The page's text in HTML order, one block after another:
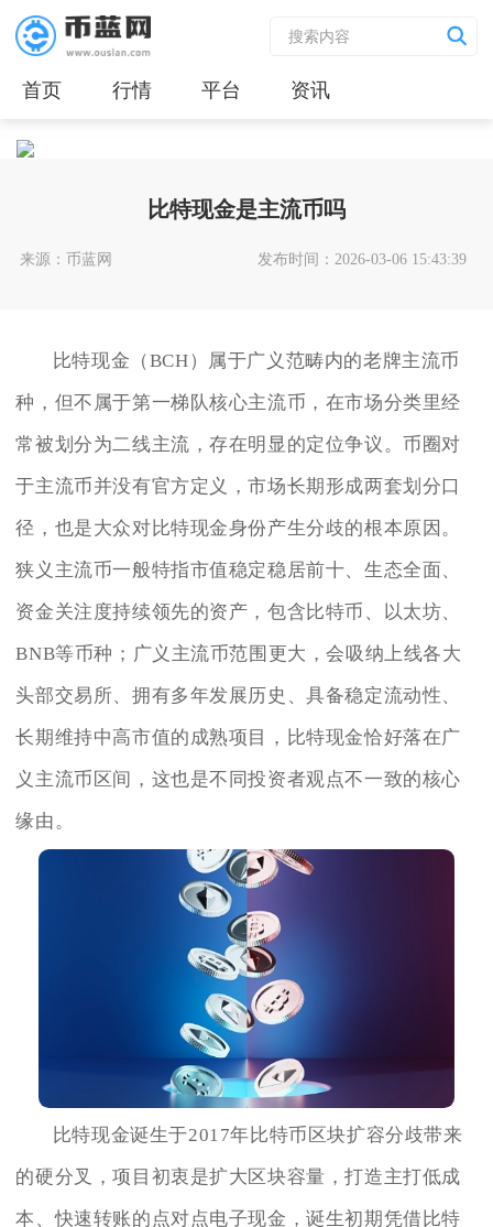
首页 行情 平台 资讯
比特现金是主流币吗
来源：币蓝网 发布时间：2026-03-06 15:43:39
比特现金（BCH）属于广义范畴内的老牌主流币
种，但不属于第一梯队核心主流币，在市场分类里经
常被划分为二线主流，存在明显的定位争议。币圈对
于主流币并没有官方定义，市场长期形成两套划分口
径，也是大众对比特现金身份产生分歧的根本原因。
狭义主流币一般特指市值稳定稳居前十、生态全面、
资金关注度持续领先的资产，包含比特币、以太坊、
BNB等币种；广义主流币范围更大，会吸纳上线各大
头部交易所、拥有多年发展历史、具备稳定流动性、
长期维持中高市值的成熟项目，比特现金恰好落在广
义主流币区间，这也是不同投资者观点不一致的核心
缘由。
比特现金诞生于2017年比特币区块扩容分歧带来
的硬分叉，项目初衷是扩大区块容量，打造主打低成
本、快速转账的点对点电子现金，诞生初期凭借比特